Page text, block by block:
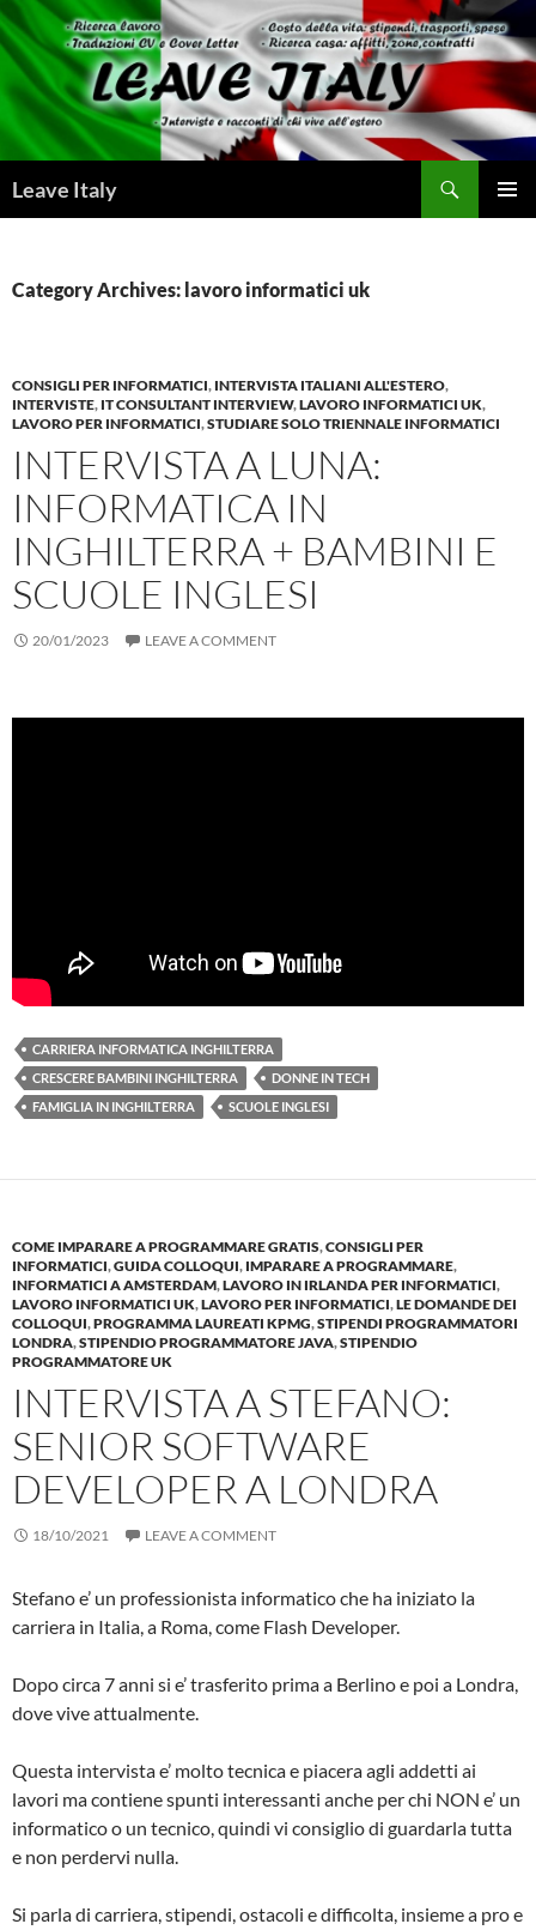
Skip
to
content
Leave Italy
Category Archives: lavoro informatici uk
CONSIGLI PER INFORMATICI, INTERVISTA ITALIANI ALL'ESTERO,
INTERVISTE, IT CONSULTANT INTERVIEW,LAVORO INFORMATICI UK,
LAVORO PER INFORMATICI,STUDIARE SOLO TRIENNALE INFORMATICI
INTERVISTA A LUNA:
INFORMATICA IN
INGHILTERRA + BAMBINI E
SCUOLE INGLESI
20/01/2023 LEAVE A COMMENT
CARRIERA INFORMATICA INGHILTERRA
CRESCERE BAMBINI INGHILTERRA
DONNE IN TECH
FAMIGLIA IN INGHILTERRA
SCUOLE INGLESI
COME IMPARARE A PROGRAMMARE GRATIS,CONSIGLI PER
INFORMATICI,GUIDA COLLOQUI, IMPARARE A PROGRAMMARE,
INFORMATICI A AMSTERDAM,LAVORO IN IRLANDA PER INFORMATICI,
LAVORO INFORMATICI UK,LAVORO PER INFORMATICI,LE DOMANDE DEI
COLLOQUI,PROGRAMMA LAUREATI KPMG,STIPENDI PROGRAMMATORI
LONDRA,STIPENDIO PROGRAMMATORE JAVA,STIPENDIO
PROGRAMMATORE UK
INTERVISTA A STEFANO:
SENIOR SOFTWARE
DEVELOPER A LONDRA
18/10/2021 LEAVE A COMMENT
Stefano e’ un professionista informatico che ha iniziato la
carriera in Italia, a Roma, come Flash Developer.
Dopo circa 7 anni si e’ trasferito prima a Berlino e poi a Londra,
dove vive attualmente.
Questa intervista e’ molto tecnica e piacera agli addetti ai
lavori ma contiene spunti interessanti anche per chi NON e’ un
informatico o un tecnico, quindi vi consiglio di guardarla tutta
e non perdervi nulla.
Si parla di carriera, stipendi, ostacoli e difficolta, insieme a pro e